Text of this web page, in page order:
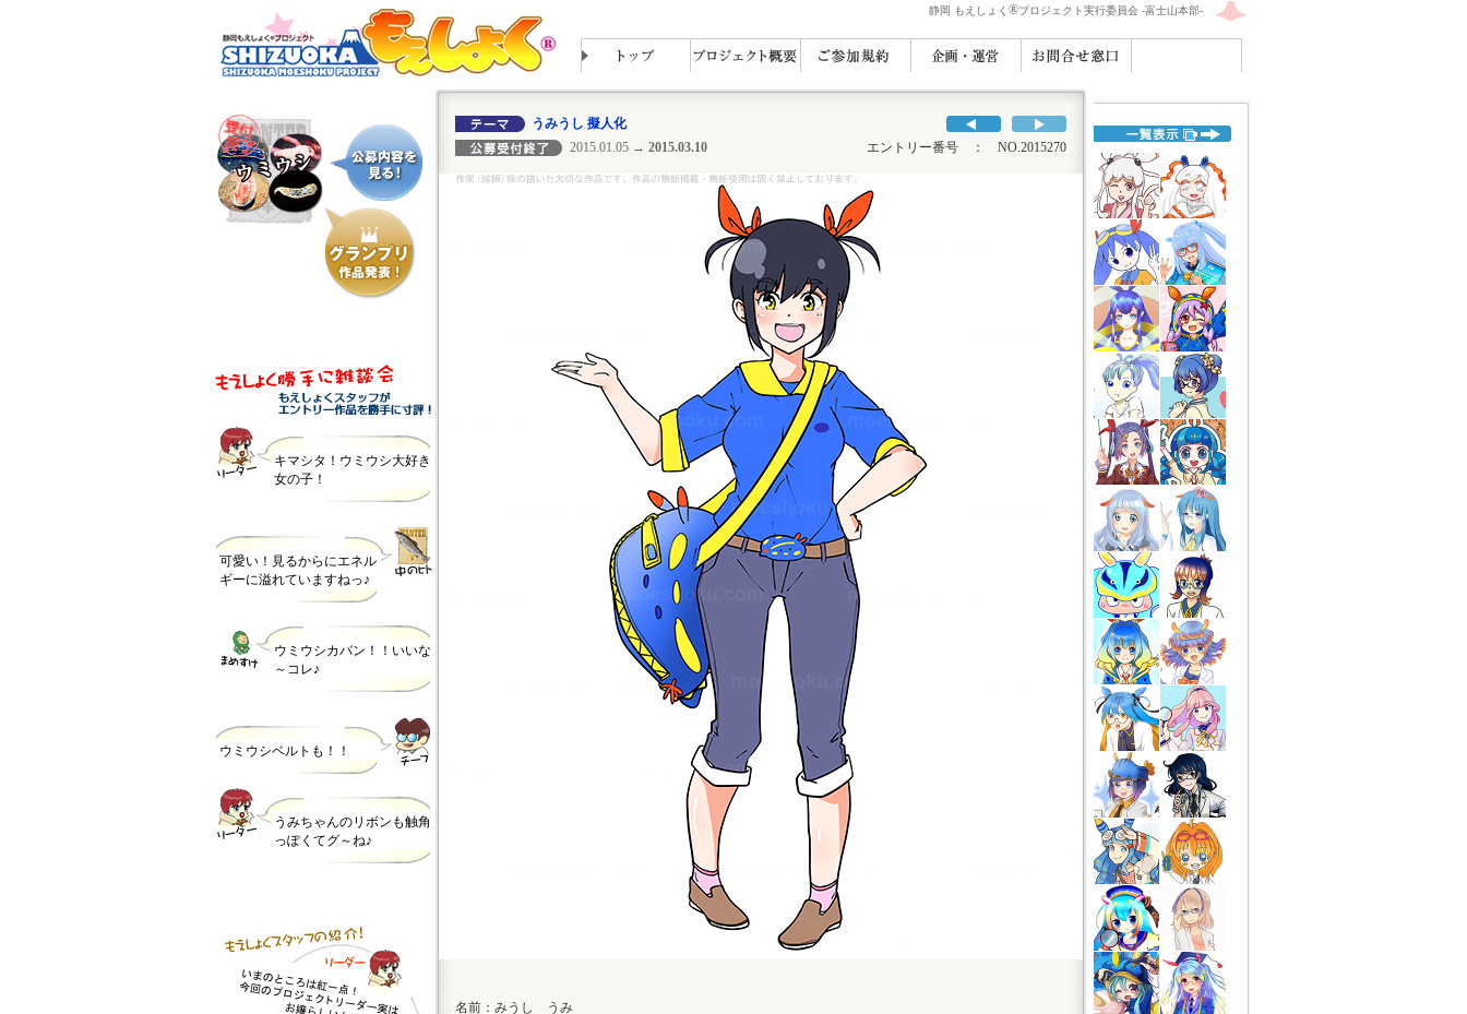
静岡 もえしょく ®プロジェクト実行委員会 -富士山本部-
キマシタ！ウミウシ大好き
女の子！
可愛い！見るからにエネル
ギーに溢れていますねっ♪
ウミウシカバン！！いいな
～コレ♪
ウミウシベルトも！！
うみちゃんのリボンも触角
っぽくてグ～ね♪
うみうし 擬人化
2015.01.05 → 2015.03.10 エントリー番号 ： NO.2015270
名前：みうし うみ